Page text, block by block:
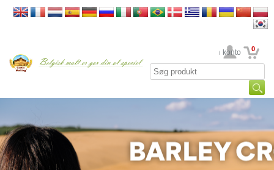
din konto 0